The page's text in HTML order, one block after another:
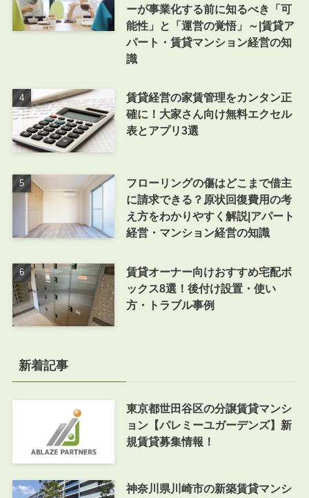
ーが事業化する前に知るべき「可
能性」と「運営の覚悟」～|賃貸ア
パート・賃貸マンション経営の知
識
賃貸経営の家賃管理をカンタン正
確に！大家さん向け無料エクセル
表とアプリ3選
フローリングの傷はどこまで借主
に請求できる？原状回復費用の考
え方をわかりやすく解説|アパート
経営・マンション経営の知識
賃貸オーナー向けおすすめ宅配ボ
ックス8選！後付け設置・使い
方・トラブル事例
新着記事
東京都世田谷区の分譲賃貸マンシ
ョン【パレミーユガーデンズ】新
規賃貸募集情報！
神奈川県川崎市の新築賃貸マンシ